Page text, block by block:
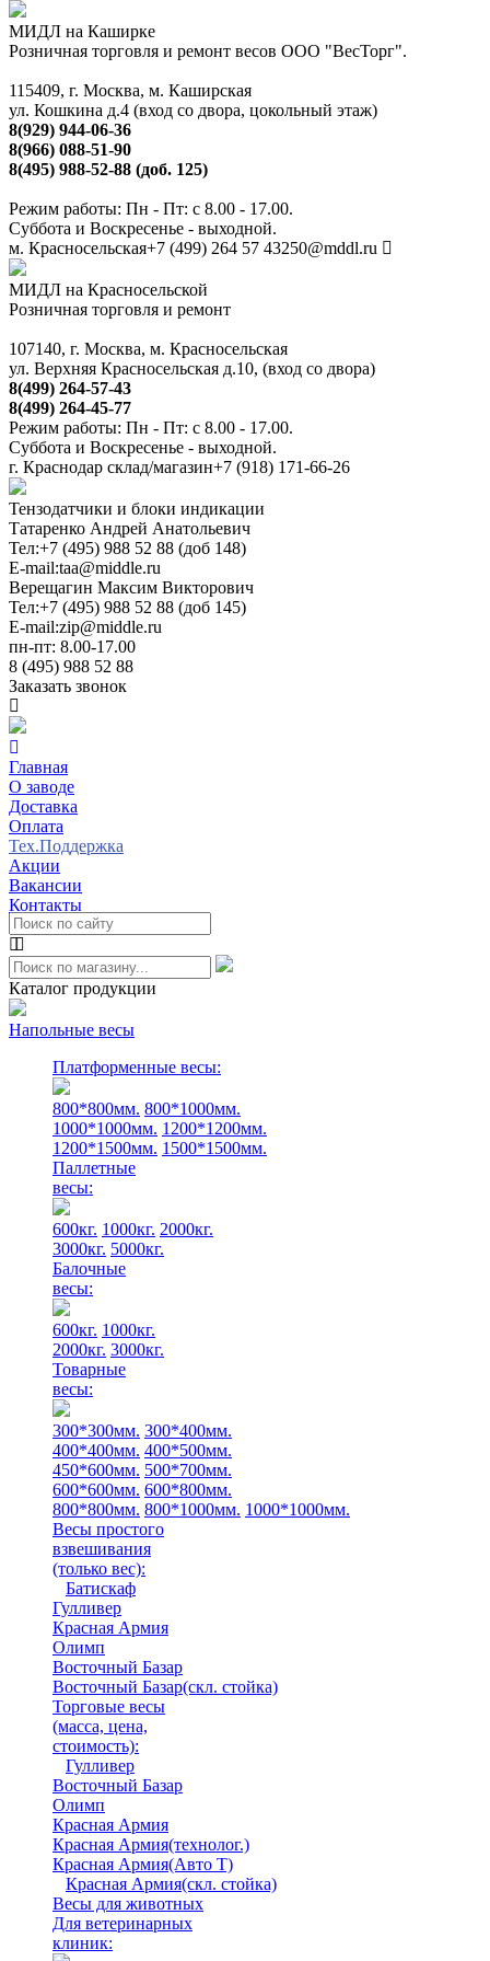
МИДЛ на Каширке
Розничная торговля и ремонт весов ООО "ВесТорг".
115409, г. Москва, м. Каширская
ул. Кошкина д.4 (вход со двора, цокольный этаж)
8(929) 944-06-36
8(966) 088-51-90
8(495) 988-52-88 (доб. 125)
Режим работы: Пн - Пт: с 8.00 - 17.00.
Суббота и Воскресенье - выходной.
м. Красносельская+7 (499) 264 57 43250@mddl.ru
МИДЛ на Красносельской
Розничная торговля и ремонт
107140, г. Москва, м. Красносельская
ул. Верхняя Красносельская д.10, (вход со двора)
8(499) 264-57-43
8(499) 264-45-77
Режим работы: Пн - Пт: с 8.00 - 17.00.
Суббота и Воскресенье - выходной.
г. Краснодар склад/магазин+7 (918) 171-66-26
Тензодатчики и блоки индикации
Татаренко Андрей Анатольевич
Тел:+7 (495) 988 52 88 (доб 148)
E-mail:taa@middle.ru
Верещагин Максим Викторович
Тел:+7 (495) 988 52 88 (доб 145)
E-mail:zip@middle.ru
пн-пт: 8.00-17.00
8 (495) 988 52 88
Заказать звонок
Главная
О заводе
Доставка
Оплата
Тех.Поддержка
Акции
Вакансии
Контакты
Каталог продукции
Напольные весы
Платформенные весы:
800*800мм. 800*1000мм.
1000*1000мм. 1200*1200мм.
1200*1500мм. 1500*1500мм.
Паллетные
весы:
600кг. 1000кг. 2000кг.
3000кг. 5000кг.
Балочные
весы:
600кг. 1000кг.
2000кг. 3000кг.
Товарные
весы:
300*300мм. 300*400мм.
400*400мм. 400*500мм.
450*600мм. 500*700мм.
600*600мм. 600*800мм.
800*800мм. 800*1000мм. 1000*1000мм.
Весы простого
взвешивания
(только вес):
Батискаф
Гулливер
Красная Армия
Олимп
Восточный Базар
Восточный Базар(скл. стойка)
Торговые весы
(масса, цена,
стоимость):
Гулливер
Восточный Базар
Олимп
Красная Армия
Красная Армия(технолог.)
Красная Армия(Авто Т)
Красная Армия(скл. стойка)
Весы для животных
Для ветеринарных
клиник: